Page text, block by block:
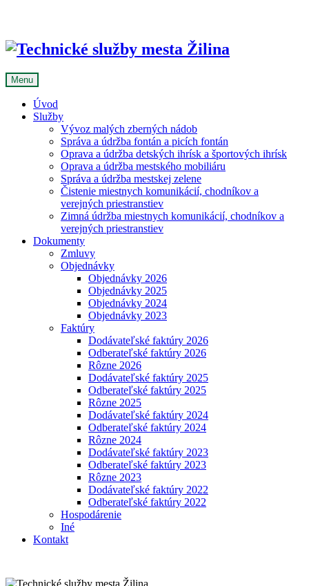
Menu
Úvod
Služby
Vývoz malých zberných nádob
Správa a údržba fontán a picích fontán
Oprava a údržba detských ihrísk a športových ihrísk
Oprava a údržba mestského mobiliáru
Správa a údržba mestskej zelene
Čistenie miestnych komunikácií, chodníkov a
verejných priestranstiev
Zimná údržba miestnych komunikácií, chodníkov a
verejných priestranstiev
Dokumenty
Zmluvy
Objednávky
Objednávky 2026
Objednávky 2025
Objednávky 2024
Objednávky 2023
Faktúry
Dodávateľské faktúry 2026
Odberateľské faktúry 2026
Rôzne 2026
Dodávateľské faktúry 2025
Odberateľské faktúry 2025
Rôzne 2025
Dodávateľské faktúry 2024
Odberateľské faktúry 2024
Rôzne 2024
Dodávateľské faktúry 2023
Odberateľské faktúry 2023
Rôzne 2023
Dodávateľské faktúry 2022
Odberateľské faktúry 2022
Hospodárenie
Iné
Kontakt